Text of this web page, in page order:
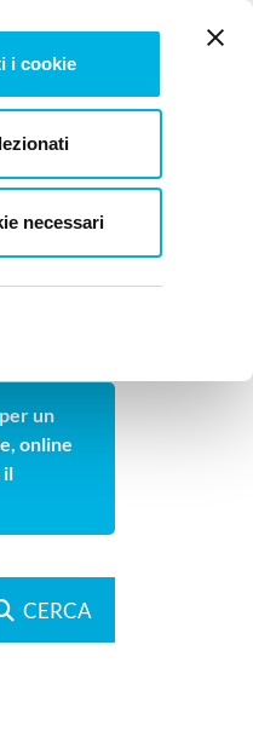
i cookie
necessari
Newsletter
un
online
il
CERCA